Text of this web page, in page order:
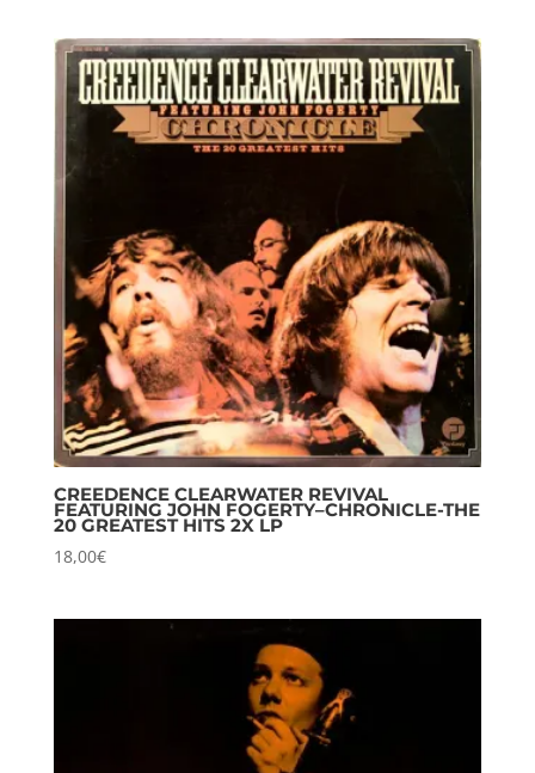
CREEDENCE CLEARWATER REVIVAL
FEATURING JOHN FOGERTY–CHRONICLE-THE
20 GREATEST HITS 2X LP
18,00€